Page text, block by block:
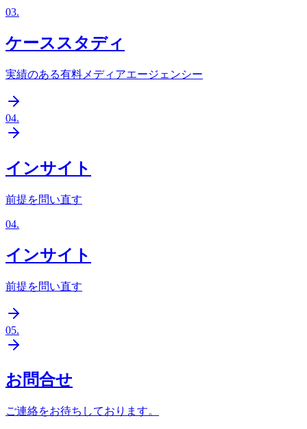
03.
ケーススタディ
実績のある有料メディアエージェンシー
04.
インサイト
前提を問い直す
04.
インサイト
前提を問い直す
05.
お問合せ
ご連絡をお待ちしております。